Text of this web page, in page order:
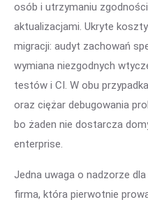
osób i utrzymaniu
aktualizacjami. Ukryte
migracji: audyt zachowań
wymiana niezgodnych
testów i CI. W obu
oraz ciężar debugowania
bo żaden nie dostarcza
enterprise.
Jedna uwaga o nadzorze
firma, która pierwotnie